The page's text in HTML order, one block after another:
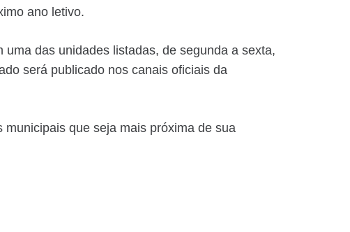
ano letivo.
das unidades listadas, de segunda a sexta,
será publicado nos canais oficiais da
que seja mais próxima de sua